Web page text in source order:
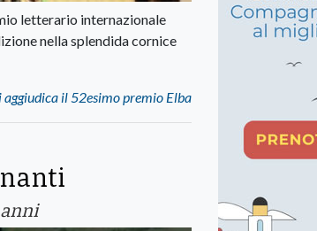
letterario internazionale
nella splendida cornice
il 52esimo premio Elba